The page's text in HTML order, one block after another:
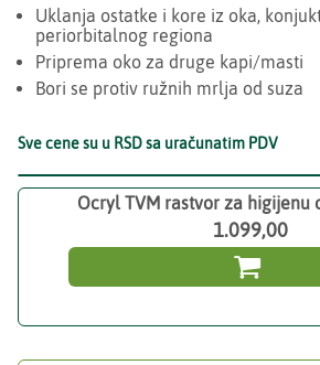
Uklanja ostatke i kore iz oka,
periorbitalnog regiona
Priprema oko za druge kapi/masti
Bori se protiv ružnih mrlja od suza
Sve cene su u RSD sa uračunatim PDV
Ocryl TVM rastvor za higijenu
1.099,00
